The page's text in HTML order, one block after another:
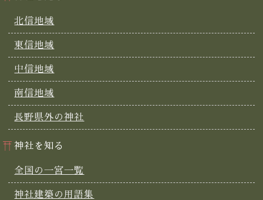
北信地域
東信地域
中信地域
南信地域
長野県外の神社
神社を知る
全国の一宮一覧
神社建築の用語集